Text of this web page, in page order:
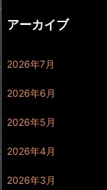
アーカイブ
2026年7月
2026年6月
2026年5月
2026年4月
2026年3月